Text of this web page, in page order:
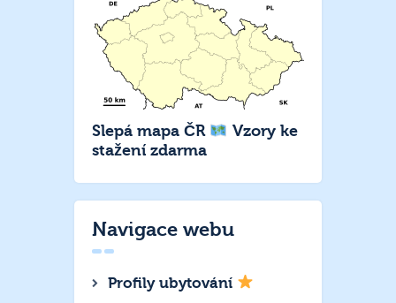
Slepá mapa ČR
Vzory ke
stažení zdarma
Navigace webu
Profily ubytování